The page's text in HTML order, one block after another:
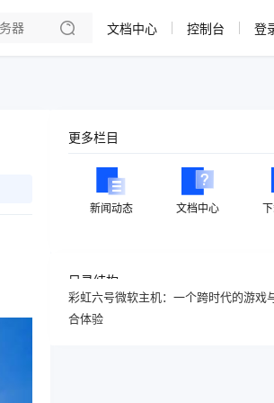
文档中心 控制台 登
更多栏目
新闻动态 文档中心
目录结构
彩虹六号微软主机：一个跨时代的游戏
合体验